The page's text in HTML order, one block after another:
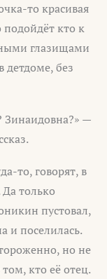
то красивая
кто к
глазищами
детдоме, без
Зинаидовна?» —
то, говорят, в
только
пустовал,
и поселилась.
но не
кто её отец.